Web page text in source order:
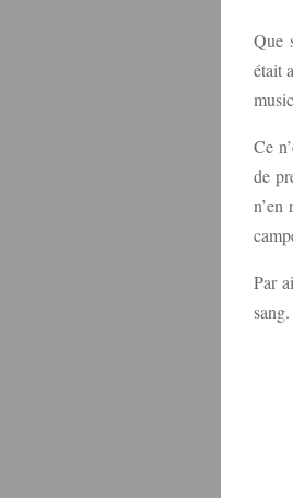
Que
était
Ce
de
Par
sang.